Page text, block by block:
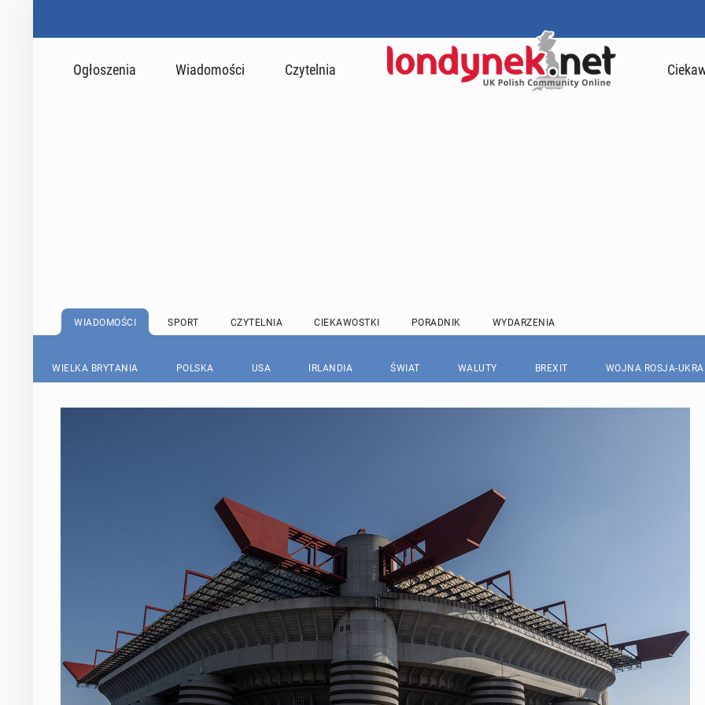
Ogłoszenia Wiadomości Czytelnia
WIADOMOŚCI SPORT CZYTELNIA CIEKAWOSTKI PORADNIK WYDARZENIA
WIELKA BRYTANIA POLSKA USA IRLANDIA ŚWIAT WALUTY BREXIT WOJNA ROSJA-